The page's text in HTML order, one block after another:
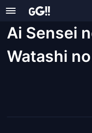
Ai Sensei
Watashi